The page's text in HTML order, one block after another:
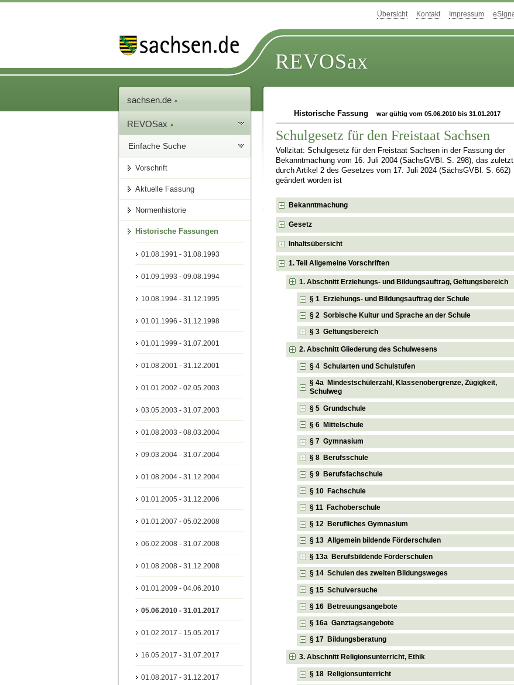
Übersicht Kontakt Impressum
REVOSax
sachsen.de
REVOSax
Einfache Suche
Vorschrift
Aktuelle Fassung
Normenhistorie
Historische Fassungen
01.08.1991 - 31.08.1993
01.09.1993 - 09.08.1994
10.08.1994 - 31.12.1995
01.01.1996 - 31.12.1998
01.01.1999 - 31.07.2001
01.08.2001 - 31.12.2001
01.01.2002 - 02.05.2003
03.05.2003 - 31.07.2003
01.08.2003 - 08.03.2004
09.03.2004 - 31.07.2004
01.08.2004 - 31.12.2004
01.01.2005 - 31.12.2006
01.01.2007 - 05.02.2008
06.02.2008 - 31.07.2008
01.08.2008 - 31.12.2008
01.01.2009 - 04.06.2010
05.06.2010 - 31.01.2017
01.02.2017 - 15.05.2017
16.05.2017 - 31.07.2017
01.08.2017 - 31.12.2017
Historische Fassung war gültig vom 05.06.2010 bis 31.01.2017
Schulgesetz für den Freistaat Sachsen
Vollzitat: Schulgesetz für den Freistaat Sachsen in der Fassung der
Bekanntmachung vom 16. Juli 2004 (SächsGVBl. S. 298), das zuletzt
durch Artikel 2 des Gesetzes vom 17. Juli 2024 (SächsGVBl. S. 662)
geändert worden ist
Bekanntmachung
Gesetz
Inhaltsübersicht
1. Teil Allgemeine Vorschriften
1. Abschnitt Erziehungs- und Bildungsauftrag, Geltungsbereich
§ 1 Erziehungs- und Bildungsauftrag der Schule
§ 2 Sorbische Kultur und Sprache an der Schule
§ 3 Geltungsbereich
2. Abschnitt Gliederung des Schulwesens
§ 4 Schularten und Schulstufen
§ 4a Mindestschülerzahl, Klassenobergrenze, Zügigkeit,
Schulweg
§ 5 Grundschule
§ 6 Mittelschule
§ 7 Gymnasium
§ 8 Berufsschule
§ 9 Berufsfachschule
§ 10 Fachschule
§ 11 Fachoberschule
§ 12 Berufliches Gymnasium
§ 13 Allgemein bildende Förderschulen
§ 13a Berufsbildende Förderschulen
§ 14 Schulen des zweiten Bildungsweges
§ 15 Schulversuche
§ 16 Betreuungsangebote
§ 16a Ganztagsangebote
§ 17 Bildungsberatung
3. Abschnitt Religionsunterricht, Ethik
§ 18 Religionsunterricht